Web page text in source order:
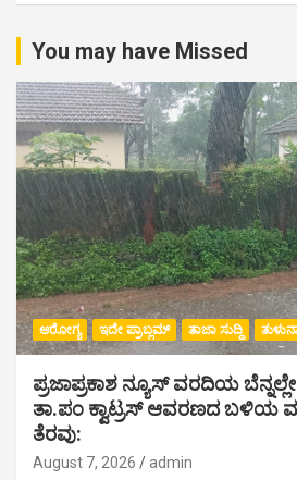
You may have Missed
ಆರೋಗ್ಯ ಇದೇ ಪ್ರಾಬ್ಲಮ್ ತಾಜಾ ಸುದ್ದಿ
ಪ್ರಜಾಪ್ರಕಾಶ ನ್ಯೂಸ್ ವರದಿಯ
ತಾ.ಪಂ ಕ್ವಾಟ್ರಸ್ ಆವರಣದ ಬಳಿಯ
ತೆರವು:
August 7, 2026 admin